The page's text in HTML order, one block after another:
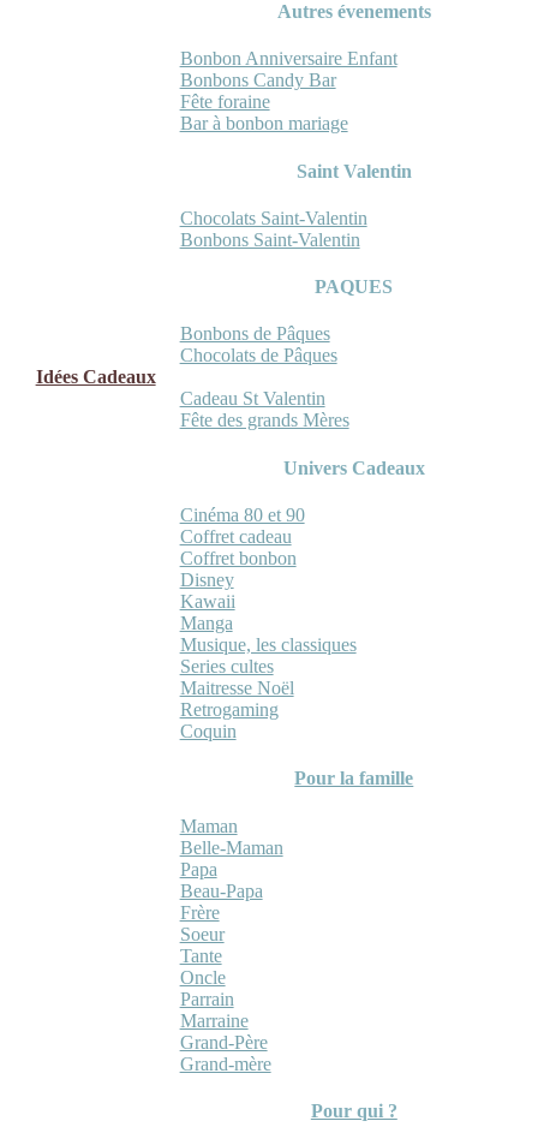
Autres évenements
Bonbon Anniversaire Enfant
Bonbons Candy Bar
Fête foraine
Bar à bonbon mariage
Saint Valentin
Chocolats Saint-Valentin
Bonbons Saint-Valentin
PAQUES
Bonbons de Pâques
Chocolats de Pâques
Idées Cadeaux
Cadeau St Valentin
Fête des grands Mères
Univers Cadeaux
Cinéma 80 et 90
Coffret cadeau
Coffret bonbon
Disney
Kawaii
Manga
Musique, les classiques
Series cultes
Maitresse Noël
Retrogaming
Coquin
Pour la famille
Maman
Belle-Maman
Papa
Beau-Papa
Frère
Soeur
Tante
Oncle
Parrain
Marraine
Grand-Père
Grand-mère
Pour qui ?